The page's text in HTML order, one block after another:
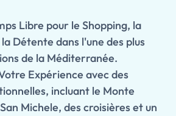
Libre pour le Shopping, la
Détente dans l'une des plus
de la Méditerranée.
Expérience avec des
incluant le Monte
Michele, des croisières et un